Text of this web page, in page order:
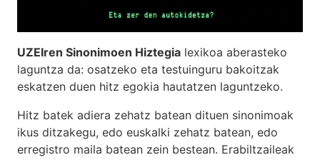
UZEIren Sinonimoen Hiztegia lexikoa aberasteko
laguntza da: osatzeko eta testuinguru bakoitzak
eskatzen duen hitz egokia hautatzen laguntzeko.
Hitz batek adiera zehatz batean dituen sinonimoak
ikus ditzakegu, edo euskalki zehatz batean, edo
erregistro maila batean zein bestean. Erabiltzaileak